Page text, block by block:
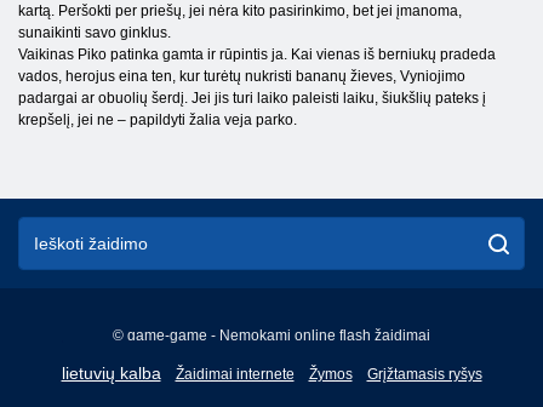
kartą. Peršokti per priešų, jei nėra kito pasirinkimo, bet jei įmanoma,
sunaikinti savo ginklus.
Vaikinas Piko patinka gamta ir rūpintis ja. Kai vienas iš berniukų pradeda
vados, herojus eina ten, kur turėtų nukristi bananų žieves, Vyniojimo
padargai ar obuolių šerdį. Jei jis turi laiko paleisti laiku, šiukšlių pateks į
krepšelį, jei ne – papildyti žalia veja parko.
© game-game - Nemokami online flash žaidimai
lietuvių kalba
English
Žaidimai internete Žymos Grįžtamasis ryšys